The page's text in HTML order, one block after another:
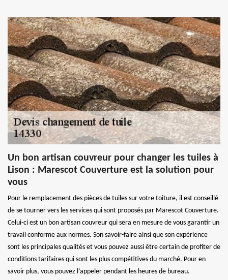
Un bon artisan couvreur pour changer les tuiles à
Lison : Marescot Couverture est la solution pour
vous
Pour le remplacement des pièces de tuiles sur votre toiture, il est conseillé
de se tourner vers les services qui sont proposés par Marescot Couverture.
Celui-ci est un bon artisan couvreur qui sera en mesure de vous garantir un
travail conforme aux normes. Son savoir-faire ainsi que son expérience
sont les principales qualités et vous pouvez aussi être certain de profiter de
conditions tarifaires qui sont les plus compétitives du marché. Pour en
savoir plus, vous pouvez l’appeler pendant les heures de bureau.